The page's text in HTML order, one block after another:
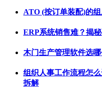
ATO (按订单装配)的
ERP系统销售难？揭
木门生产管理软件选
组织人事工作流程怎
拆解